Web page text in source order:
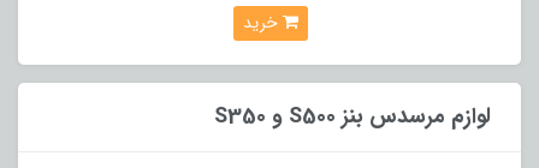
خرید
لوازم مرسدس بنز S500 و S350